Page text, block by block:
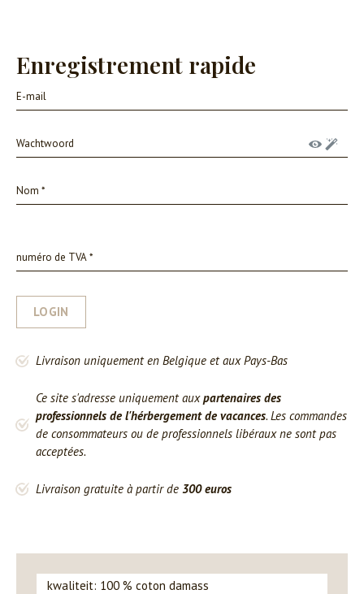
Enregistrement rapide
LOGIN
Livraison uniquement en Belgique et aux Pays-Bas
Ce site s'adresse uniquement auxpartenaires des
professionnels de l'hérbergement de vacances. Les commandes
de consommateurs ou de professionnels libéraux ne sont pas
acceptées.
Livraison gratuite à partir de 300 euros
kwaliteit: 100 % coton damass